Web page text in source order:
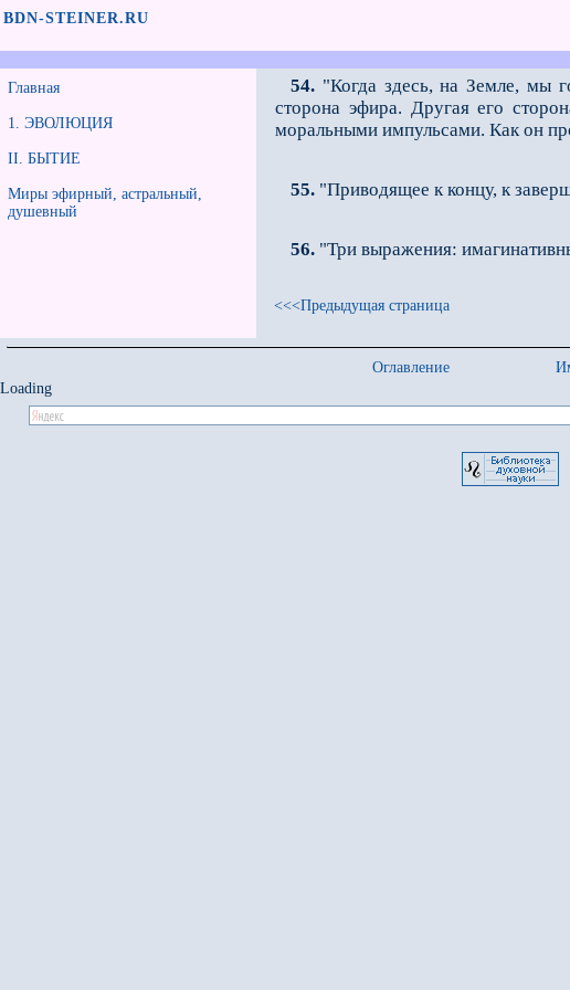
BDN-STEINER.RU
Главная
1. ЭВОЛЮЦИЯ
II. БЫТИЕ
Миры эфирный, астральный,
душевный
54. "Когда здесь, на Земле, мы
сторона эфира. Другая его
моральными импульсами. Как он
55. "Приводящее к концу, к
56. "Три выражения:
<<<Предыдущая страница
Оглавление
Loading